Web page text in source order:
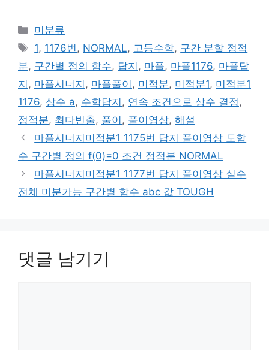
카
테
리
미분류
태
그
1, 1176번, NORMAL, 고등수학, 구간 분할 정적
분, 구간별 정의 함수, 답지 , 마플, 마플1176, 마플답
지 , 마플시너지 , 마플풀이 , 미적분, 미적분1, 미적분1
1176, 상수 a, 수학답지 , 연속 조건으로 상수 결정,
정적분, 최다빈출, 풀이 , 풀이영상, 해설
마플시너지미적분1 1175번 답지 풀이영상 도함
수 구간별 정의 f(0)=0 조건 정적분 NORMAL
마플시너지미적분1 1177번 답지 풀이영상 실수
전체 미분가능 구간별 함수 abc 값 TOUGH
댓글 남기기